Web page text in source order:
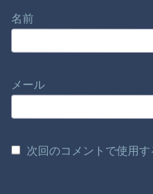
名前
メール
次回のコメントで使用